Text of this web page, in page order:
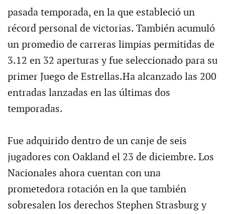
pasada temporada, en la que estableció un
récord personal de victorias. También acumuló
un promedio de carreras limpias permitidas de
3.12 en 32 aperturas y fue seleccionado para su
primer Juego de Estrellas.Ha alcanzado las 200
entradas lanzadas en las últimas dos
temporadas.
Fue adquirido dentro de un canje de seis
jugadores con Oakland el 23 de diciembre. Los
Nacionales ahora cuentan con una
prometedora rotación en la que también
sobresalen los derechos Stephen Strasburg y